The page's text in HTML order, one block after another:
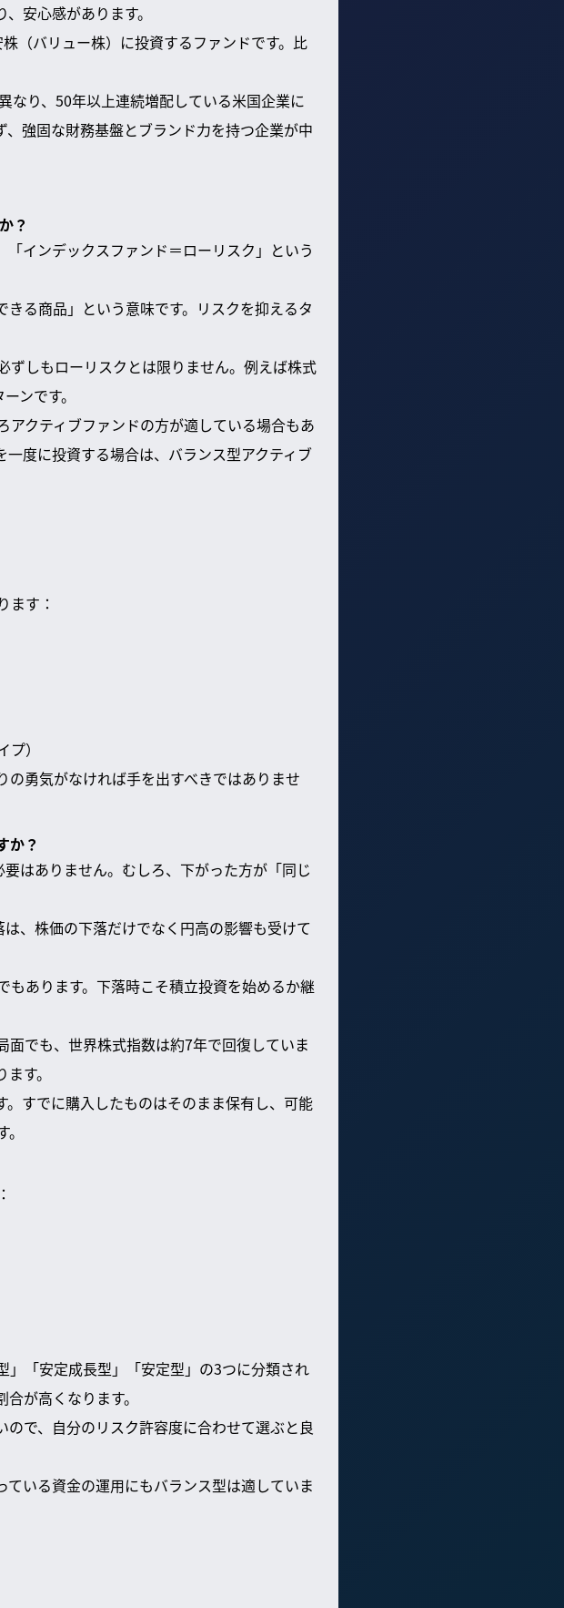
安心感があります。
（バリュー株）に投資するファンドです。比
なり、50年以上連続増配している米国企業に
強固な財務基盤とブランド力を持つ企業が中
？
インデックスファンド＝ローリスク」という
る商品」という意味です。リスクを抑えるタ
しもローリスクとは限りません。例えば株式
ンです。
クティブファンドの方が適している場合もあ
度に投資する場合は、バランス型アクティブ
ます：
）
勇気がなければ手を出すべきではありませ
か？
はありません。むしろ、下がった方が「同じ
、株価の下落だけでなく円高の影響も受けて
あります。下落時こそ積立投資を始めるか継
でも、世界株式指数は約7年で回復していま
す。
すでに購入したものはそのまま保有し、可能
「安定成長型」「安定型」の3つに分類され
が高くなります。
で、自分のリスク許容度に合わせて選ぶと良
いる資金の運用にもバランス型は適していま